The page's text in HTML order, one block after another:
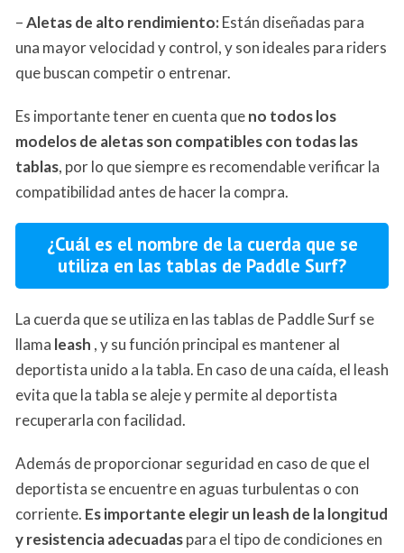
–Aletas de alto rendimiento:Están diseñadas para
una mayor velocidad y control, y son ideales para riders
que buscan competir o entrenar.
Es importante tener en cuenta queno todos los
modelos de aletas son compatibles con todas las
tablas, por lo que siempre es recomendable verificar la
compatibilidad antes de hacer la compra.
¿Cuál es el nombre de la cuerda que se
utiliza en las tablas de Paddle Surf?
La cuerda que se utiliza en las tablas de Paddle Surf se
llama leash , y su función principal es mantener al
deportista unido a la tabla. En caso de una caída, el leash
evita que la tabla se aleje y permite al deportista
recuperarla con facilidad.
Además de proporcionar seguridad en caso de que el
deportista se encuentre en aguas turbulentas o con
corriente. Es importante elegir un leash de la longitud
y resistencia adecuadaspara el tipo de condiciones en